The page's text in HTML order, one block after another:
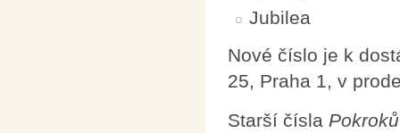
Jubilea
Nové číslo je k
25, Praha 1, v
Starší čísla